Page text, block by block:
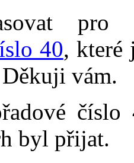
pro
40, které
vám.
byl přijat.